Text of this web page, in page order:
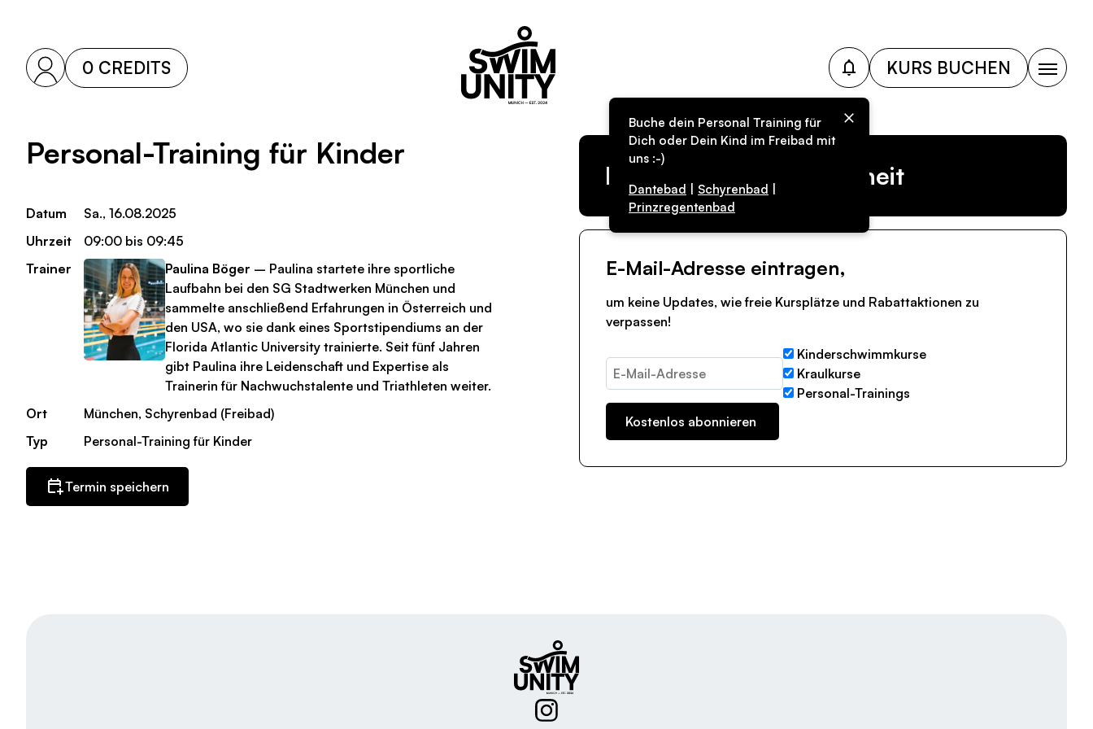
0 CREDITS
Buche dein Personal Training für
Dich oder Dein Kind im Freibad mit
uns :-)
Dantebad
Schyrenbad
Prinzregentenbad
KURS BUCHEN
Personal-Training für Kinder
Datum
Sa., 16.08.2025
Uhrzeit
09:00 bis 09:45
Trainer
Paulina Böger – Paulina startete ihre sportliche
Laufbahn bei den SG Stadtwerken München und
sammelte anschließend Erfahrungen in Österreich und
den USA, wo sie dank eines Sportstipendiums an der
Florida Atlantic University trainierte. Seit fünf Jahren
gibt Paulina ihre Leidenschaft und Expertise als
Trainerin für Nachwuchstalente und Triathleten weiter.
Ort
München, Schyrenbad (Freibad)
Typ
Personal-Training für Kinder
Termin speichern
Kurs in der Vergangenheit
E-Mail-Adresse eintragen,
um keine Updates, wie freie Kursplätze und Rabattaktionen zu
verpassen!
Kinderschwimmkurse
Kraulkurse
Personal-Trainings